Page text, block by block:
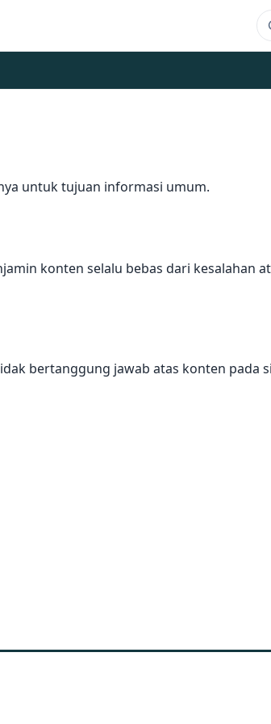
untuk tujuan informasi umum.
konten selalu bebas dari kesalahan
bertanggung jawab atas konten pada